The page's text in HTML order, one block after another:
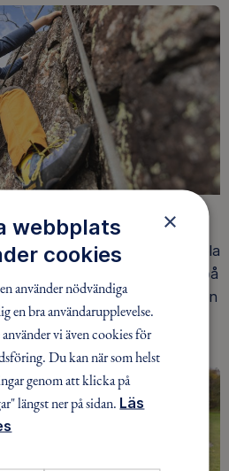
till alla våra äventyr, över hela
guidar barn, unga och vuxna på
i skogen, på vattnet, snön, isen
×
webbplats
cookies
använder nödvändiga
en bra användarupplevelse.
vi även cookies för
Du kan när som helst
genom att klicka på
längst ner på sidan. Läs